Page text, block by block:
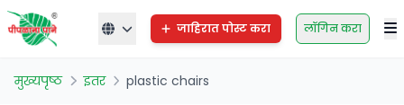
जाहिरात पोस्ट करा लॉगिन करा
मुख्यपृष्ठ इतर plastic chairs